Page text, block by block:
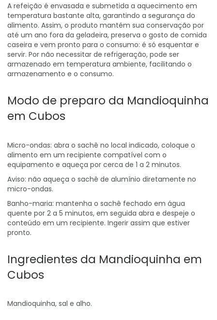
A refeição é envasada e submetida a aquecimento em
temperatura bastante alta, garantindo a segurança do
alimento. Assim, o produto mantém sua conservação por
até um ano fora da geladeira, preserva o gosto de comida
caseira e vem pronto para o consumo: é só esquentar e
servir. Por não necessitar de refrigeração, pode ser
armazenado em temperatura ambiente, facilitando o
armazenamento e o consumo.
Modo de preparo da Mandioquinha
em Cubos
Micro-ondas: abra o sachê no local indicado, coloque o
alimento em um recipiente compatível com o
equipamento e aqueça por cerca de 1 a 2 minutos.
Aviso: não aqueça o sachê de alumínio diretamente no
micro-ondas.
Banho-maria: mantenha o sachê fechado em água
quente por 2 a 5 minutos, em seguida abra e despeje o
conteúdo em um recipiente. Ingerir assim que estiver
pronto.
Ingredientes da Mandioquinha em
Cubos
Mandioquinha, sal e alho.